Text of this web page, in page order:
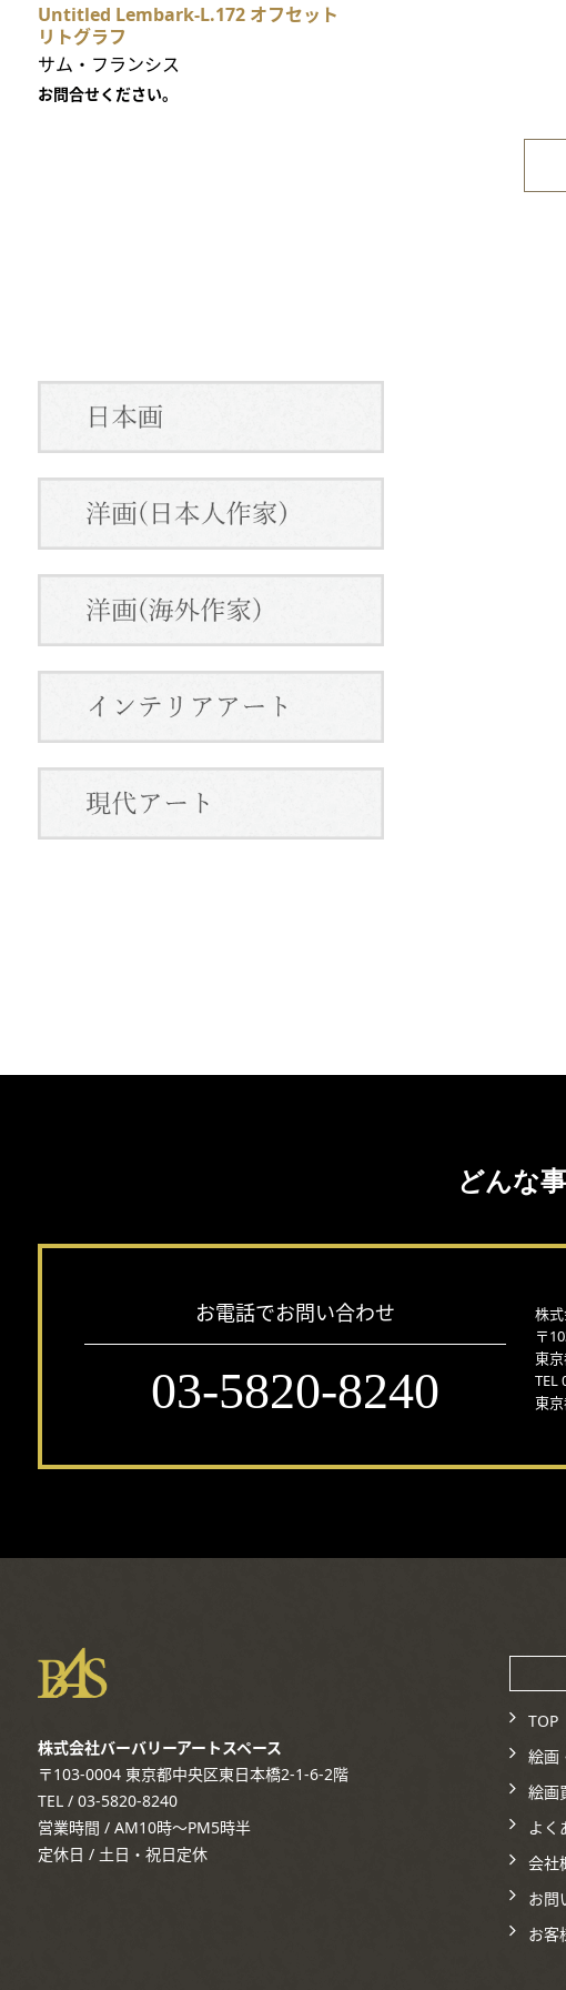
Untitled Lembark-L.172 オフセット
リトグラフ
サム・フランシス
お問合せください。
どんな
お電話でお問い合わせ
03-5820-8240
株
〒
東
TEL
東
株式会社バーバリーアートスペース
〒103-0004 東京都中央区東日本橋2-1-6-2階
TEL / 03-5820-8240
営業時間 / AM10時～PM5時半
定休日 / 土日・祝日定休
TOP
絵画
絵画
よく
会社
お問
お客